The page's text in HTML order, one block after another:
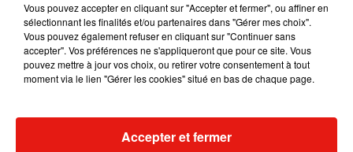
7 août 2026
Tayc et Didi B dévoilent le single le plus
dansant de l’année
collaboration tant attendue
Vous pouvez accepter en cliquant sur "Accepter et fermer", ou affiner en
sélectionnant les finalités et/ou partenaires dans "Gérer mes choix".
Vous pouvez également refuser en cliquant sur "Continuer sans
accepter". Vos préférences ne s'appliqueront que pour ce site. Vous
pouvez mettre à jour vos choix, ou retirer votre consentement à tout
moment via le lien "Gérer les cookies" situé en bas de chaque page.
Accepter et fermer